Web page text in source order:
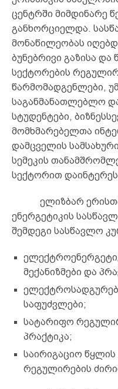
ცენტრში მიმდინარე
განხორციელდა.
მონაწილეობას
ბუნებრივი გაზისა და
სექტორების
წარმომადგენლები,
საგანმანათლებლო
სტუდენტები,
მომხმარებელთა
დამცველის
სემეკის
სექტორით
ელიზბარ
ენერგეტიკის
შემდეგი სასწავლო
მექანიზმები და
საფუძვლები;
სატარიფო
პრაქტიკა;
საირიგაციო წყლის
რეგულირების